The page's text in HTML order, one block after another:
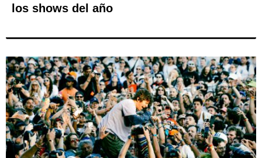
los shows del año